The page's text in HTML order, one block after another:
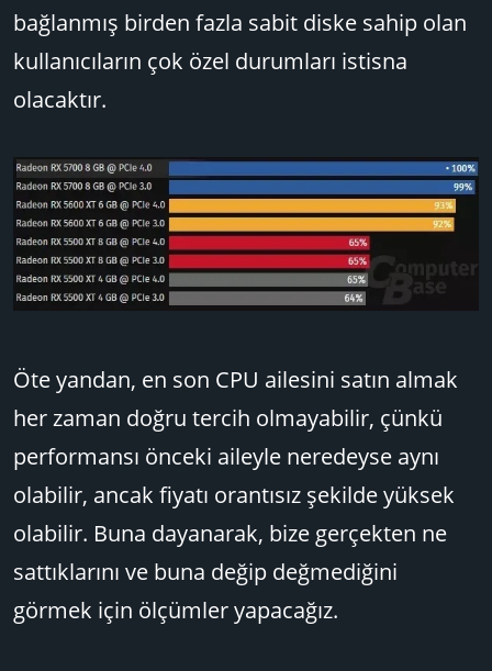
bağlanmış birden fazla sabit diske sahip olan
kullanıcıların çok özel durumları istisna
olacaktır.
Öte yandan, en son CPU ailesini satın almak
her zaman doğru tercih olmayabilir, çünkü
performansı önceki aileyle neredeyse aynı
olabilir, ancak fiyatı orantısız şekilde yüksek
olabilir. Buna dayanarak, bize gerçekten ne
sattıklarını ve buna değip değmediğini
görmek için ölçümler yapacağız.